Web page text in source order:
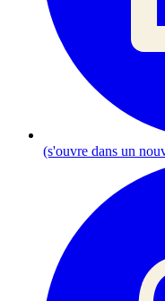
(s'ouvre dans un